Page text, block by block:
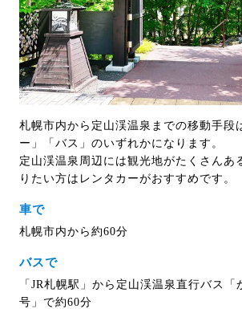
札幌市内から定山渓温泉までの移動手段
ー」「バス」のいずれかになります。
定山渓温泉周辺には観光地がたくさんあ
りたい方はレンタカーがおすすめです。
車で
札幌市内から約60分
バスで
「JR札幌駅」から定山渓温泉直行バス「
号」で約60分